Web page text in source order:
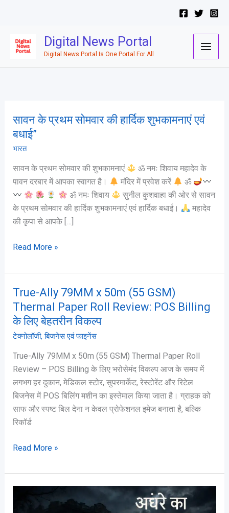
Digital News Portal
Digital News Portal Is One Portal For All
सावन के प्रथम सोमवार की हार्दिक शुभकामनाएं एवं
बधाई”
भारत
सावन के प्रथम सोमवार की शुभकामनाएं
ॐ नमः शिवाय महादेव के
पावन दरबार में आपका स्वागत है।
मंदिर में प्रवेश करें
ॐ
ॐ नमः शिवाय
सुनील कुशवाहा की ओर से सावन
के प्रथम सोमवार की हार्दिक शुभकामनाएं एवं हार्दिक बधाई।
महादेव
की कृपा से आपके […]
सावन
के
प्रथम
की
हार्दिक
शुभकामनाएं
एवं
बधाई”
Read More »
True-Ally 79MM x 50m (55 GSM)
Thermal Paper Roll Review: POS Billing
के लिए बेहतरीन विकल्प
टेक्नोलॉजी,बिजनेस एवं फाइनेंस
True-Ally 79MM x 50m (55 GSM) Thermal Paper Roll
Review – POS Billing के लिए भरोसेमंद विकल्प आज के समय में
लगभग हर दुकान, मेडिकल स्टोर, सुपरमार्केट, रेस्टोरेंट और रिटेल
बिजनेस में POS बिलिंग मशीन का इस्तेमाल किया जाता है। ग्राहक को
साफ और स्पष्ट बिल देना न केवल प्रोफेशनल इमेज बनाता है, बल्कि
रिकॉर्ड
True-
Ally
79MM
x
(55
GSM)
Thermal
Paper
Roll
Review:
Billing
Read More »